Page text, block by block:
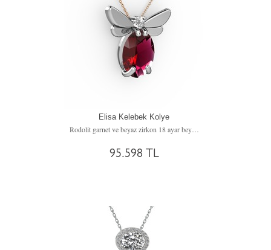
Elisa Kelebek Kolye
Rodolit garnet ve beyaz zirkon 18 ayar beyaz altın kolye (40 cm rose altın rolo zincir)
95.598 TL